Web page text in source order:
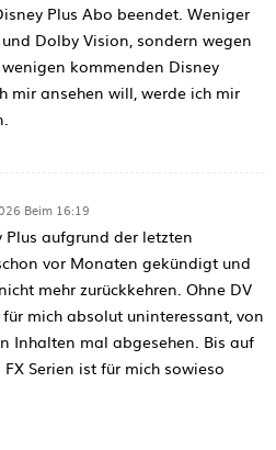
Plus Abo beendet. Weniger
Dolby Vision, sondern wegen
kommenden Disney
mir ansehen will, werde ich mir
Beim 16:19
Plus aufgrund der letzten
vor Monaten gekündigt und
mehr zurückkehren. Ohne DV
mich absolut uninteressant, von
Inhalten mal abgesehen. Bis auf
Serien ist für mich sowieso